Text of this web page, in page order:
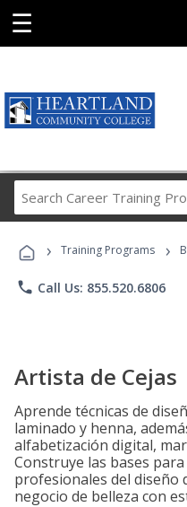
☰
› Training Programs ›
phone Call Us: 855.520.6806
Artista de Cejas
Aprende técnicas de
laminado y henna,
alfabetización digital,
Construye las bases
profesionales del diseño
negocio de belleza con